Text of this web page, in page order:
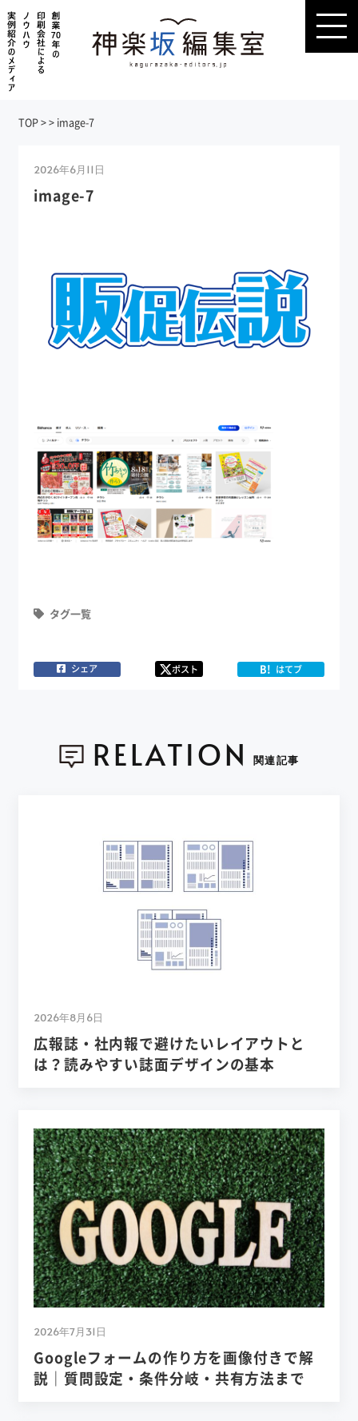
TOP>> image-7
2026年6月11日
image-7
タグ一覧
シェア ポスト B! はてブ
RELATION 関連記事
2026年8月6日
広報誌・社内報で避けたいレイアウトと
は？読みやすい誌面デザインの基本
2026年7月31日
Googleフォームの作り方を画像付きで解
説｜質問設定・条件分岐・共有方法まで